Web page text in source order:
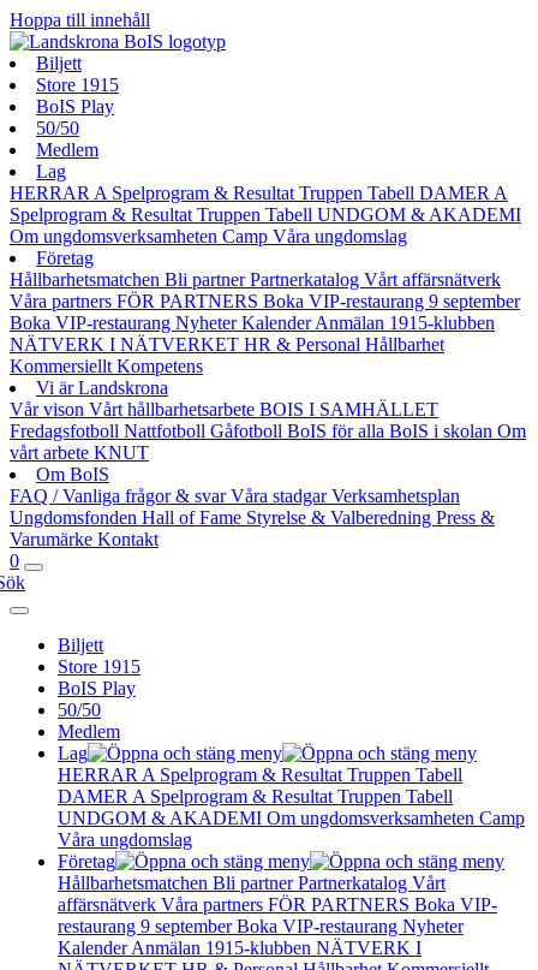
Hoppa till innehåll
Biljett
Store 1915
BoIS Play
50/50
Medlem
Lag
HERRAR A Spelprogram & Resultat Truppen Tabell DAMER A
Spelprogram & Resultat Truppen Tabell UNDGOM & AKADEMI
Om ungdomsverksamheten Camp Våra ungdomslag
Företag
Hållbarhetsmatchen Bli partnerPartnerkatalog Vårt affärsnätverk
Våra partners FÖR PARTNERS Boka VIP-restaurang 9 september
Boka VIP-restaurang NyheterKalenderAnmälan 1915-klubben
NÄTVERK I NÄTVERKET HR & Personal Hållbarhet
Kommersiellt Kompetens
Vi är Landskrona
Vår vison Vårt hållbarhetsarbete BOIS I SAMHÄLLET
Fredagsfotboll Nattfotboll Gåfotboll BoIS för alla BoIS i skolan Om
vårt arbete KNUT
Om BoIS
FAQ / Vanliga frågor & svarVåra stadgarVerksamhetsplan
Ungdomsfonden Hall of Fame Styrelse & Valberedning Press &
Varumärke Kontakt
0
Biljett
Store 1915
BoIS Play
50/50
Medlem
Lag
HERRAR A Spelprogram & Resultat Truppen Tabell
DAMER A Spelprogram & Resultat Truppen Tabell
UNDGOM & AKADEMI Om ungdomsverksamheten Camp
Våra ungdomslag
Företag
Hållbarhetsmatchen Bli partnerPartnerkatalog Vårt
affärsnätverk Våra partners FÖR PARTNERS Boka VIP-
restaurang 9 septemberBoka VIP-restaurang Nyheter
KalenderAnmälan 1915-klubben NÄTVERK I